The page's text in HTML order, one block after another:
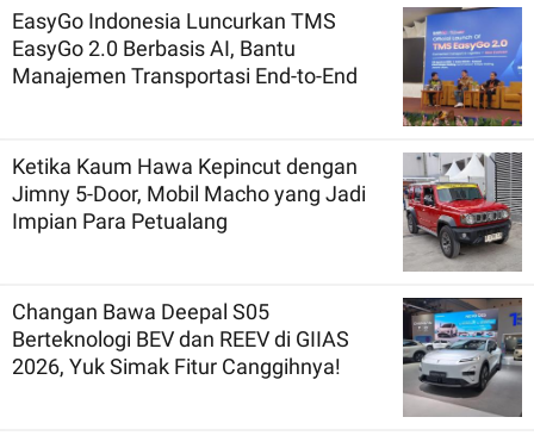
EasyGo Indonesia Luncurkan TMS
EasyGo 2.0 Berbasis AI, Bantu
Manajemen Transportasi End-to-End
Ketika Kaum Hawa Kepincut dengan
Jimny 5-Door, Mobil Macho yang Jadi
Impian Para Petualang
Changan Bawa Deepal S05
Berteknologi BEV dan REEV di GIIAS
2026, Yuk Simak Fitur Canggihnya!